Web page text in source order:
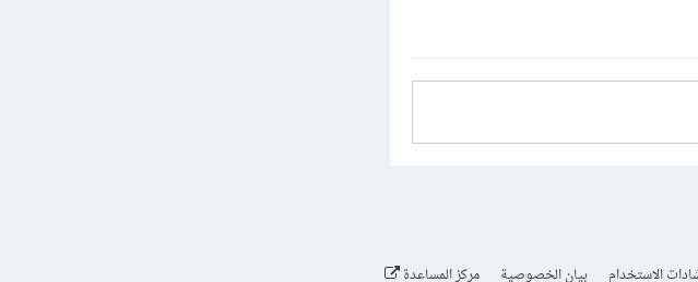
الاستخدام بيان الخصوصية مركز المساعدة